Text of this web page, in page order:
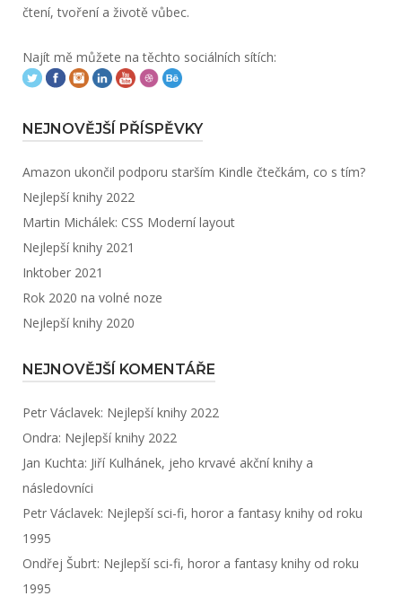
čtení, tvoření a životě vůbec.
Najít mě můžete na těchto sociálních sítích:
NEJNOVĚJŠÍ PŘÍSPĚVKY
Amazon ukončil podporu starším Kindle čtečkám, co s tím?
Nejlepší knihy 2022
Martin Michálek: CSS Moderní layout
Nejlepší knihy 2021
Inktober 2021
Rok 2020 na volné noze
Nejlepší knihy 2020
NEJNOVĚJŠÍ KOMENTÁŘE
Petr Václavek: Nejlepší knihy 2022
Ondra: Nejlepší knihy 2022
Jan Kuchta: Jiří Kulhánek, jeho krvavé akční knihy a
následovníci
Petr Václavek: Nejlepší sci-fi, horor a fantasy knihy od roku
1995
Ondřej Šubrt: Nejlepší sci-fi, horor a fantasy knihy od roku
1995